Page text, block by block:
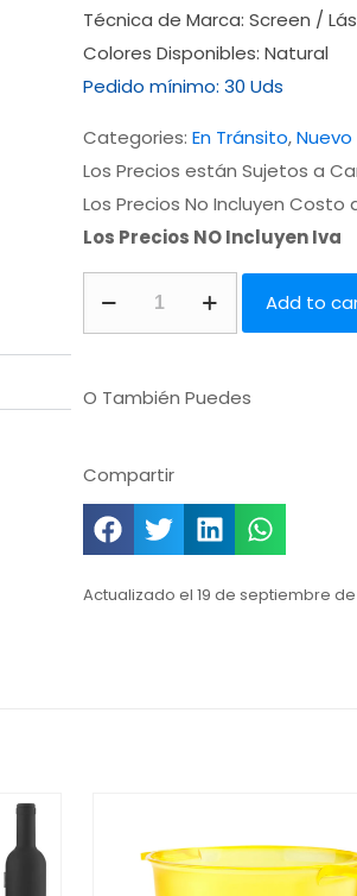
Técnica de Marca: Screen /
Colores Disponibles: Natural
Pedido mínimo: 30 Uds
Categories: En Tránsito,Nuevo
Los Precios están Sujetos a
Los Precios No Incluyen Costo
Los Precios NO Incluyen Iva
Add to
O También Puedes
Compartir
Actualizado el 19 de septiembre de